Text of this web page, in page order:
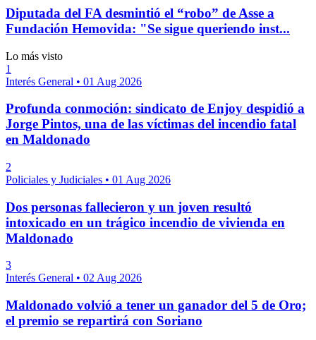
Diputada del FA desmintió el “robo” de Asse a
Fundación Hemovida: "Se sigue queriendo inst...
Lo más visto
1
Interés General • 01 Aug 2026
Profunda conmoción: sindicato de Enjoy despidió a
Jorge Pintos, una de las víctimas del incendio fatal
en Maldonado
2
Policiales y Judiciales • 01 Aug 2026
Dos personas fallecieron y un joven resultó
intoxicado en un trágico incendio de vivienda en
Maldonado
3
Interés General • 02 Aug 2026
Maldonado volvió a tener un ganador del 5 de Oro;
el premio se repartirá con Soriano